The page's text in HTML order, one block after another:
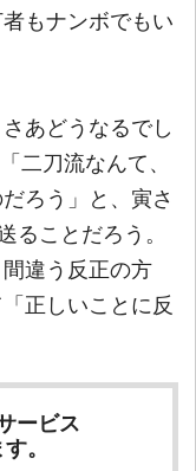
もナンボでもい
あどうなるでし
二刀流なんて、
ろう」と、寅さ
ることだろう。
違う反正の方
正しいことに反
ービス
。